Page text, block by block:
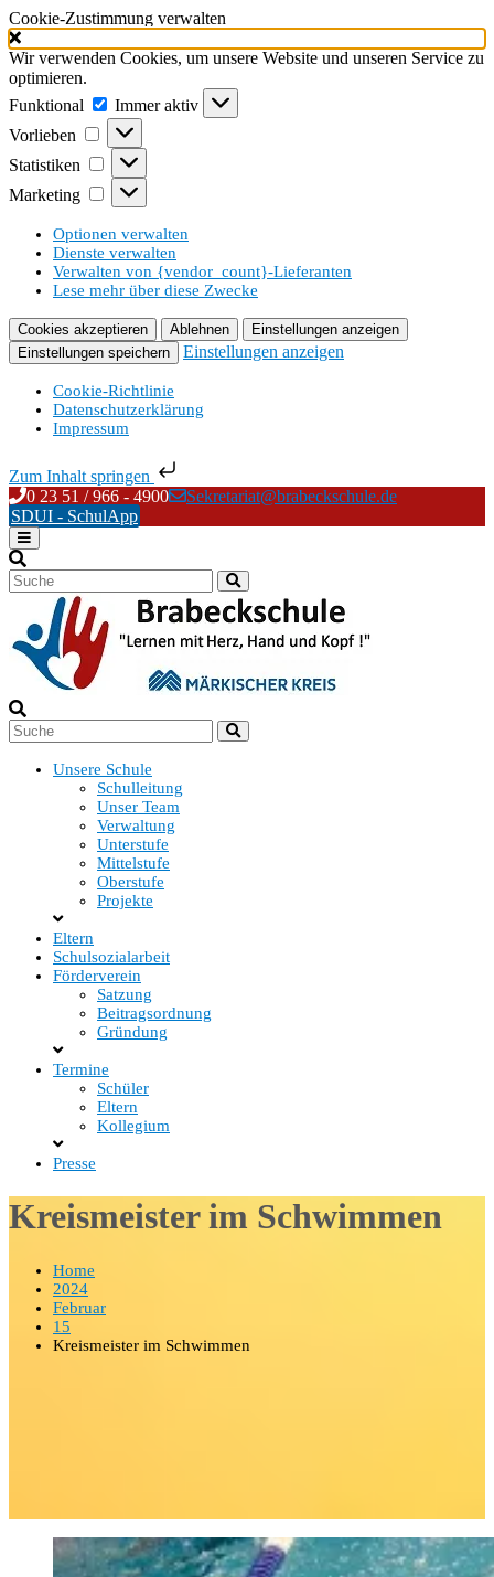
Cookie-Zustimmung verwalten
Wir verwenden Cookies, um unsere Website und unseren Service zu
optimieren.
Funktional
Funktional
Immer aktiv
Vorlieben
Vorlieben
Statistiken Statistiken
Marketing Marketing
Optionen verwalten
Dienste verwalten
Verwalten von {vendor_count}-Lieferanten
Lese mehr über diese Zwecke
Cookies akzeptieren Ablehnen
Einstellungen anzeigen
Einstellungen speichern
Einstellungen anzeigen
Cookie-Richtlinie
Datenschutzerklärung
Impressum
Zum Inhalt springen
Skip
to
content
0 23 51 / 966 - 4900
Sekretariat@brabeckschule.de
SDUI - SchulApp
Unsere Schule
Schulleitung
Unser Team
Verwaltung
Unterstufe
Mittelstufe
Oberstufe
Projekte
Eltern
Schulsozialarbeit
Förderverein
Satzung
Beitragsordnung
Gründung
Termine
Schüler
Eltern
Kollegium
Presse
Kreismeister im Schwimmen
Home
2024
Februar
15
Kreismeister im Schwimmen